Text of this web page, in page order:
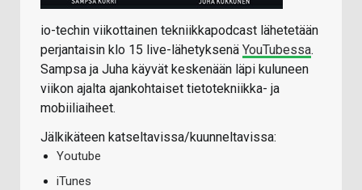
io-techin viikottainen tekniikkapodcast lähetetään
perjantaisin klo 15 live-lähetyksenä YouTubessa.
Sampsa ja Juha käyvät keskenään läpi kuluneen
viikon ajalta ajankohtaiset tietotekniikka- ja
mobiiliaiheet.
Jälkikäteen katseltavissa/kuunneltavissa:
Youtube
iTunes